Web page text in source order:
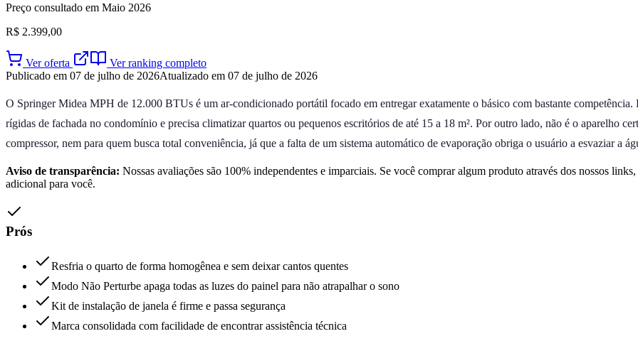
Preço consultado em Maio 2026
R$ 2.399,00
Ver oferta
Ver ranking completo
Publicado em 07 de julho de 2026Atualizado em 07 de julho de 2026
O Springer Midea MPH de 12.000 BTUs é um ar-condicionado portátil focado em entregar exatamente o básico com bastante
rígidas de fachada no condomínio e precisa climatizar quartos ou pequenos escritórios de até 15 a 18 m². Por outro lado, não é o aparelho
compressor, nem para quem busca total conveniência, já que a falta de um sistema automático de evaporação obriga o usuário a esvaziar a
Aviso de transparência: Nossas avaliações são 100% independentes e imparciais. Se você comprar algum produto através dos nossos
adicional para você.
Prós
Resfria o quarto de forma homogênea e sem deixar cantos quentes
Modo Não Perturbe apaga todas as luzes do painel para não atrapalhar o sono
Kit de instalação de janela é firme e passa segurança
Marca consolidada com facilidade de encontrar assistência técnica